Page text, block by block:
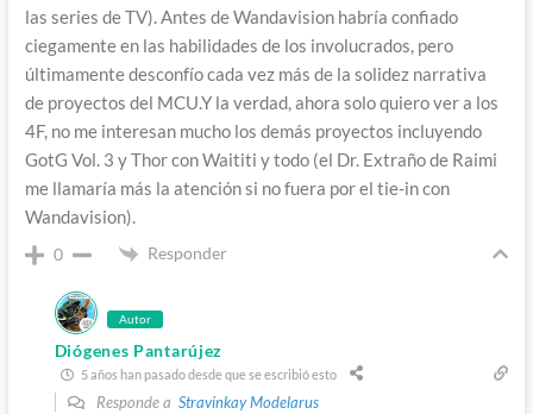
las series de TV). Antes de Wandavision habría confiado
ciegamente en las habilidades de los involucrados, pero
últimamente desconfío cada vez más de la solidez narrativa
de proyectos del MCU.Y la verdad, ahora solo quiero ver a los
4F, no me interesan mucho los demás proyectos incluyendo
GotG Vol. 3 y Thor con Waititi y todo (el Dr. Extraño de Raimi
me llamaría más la atención si no fuera por el tie-in con
Wandavision).
0 Responder
Autor
Diógenes Pantarújez
5 años han pasado desde que se escribió esto
Responde a Stravinkay Modelarus